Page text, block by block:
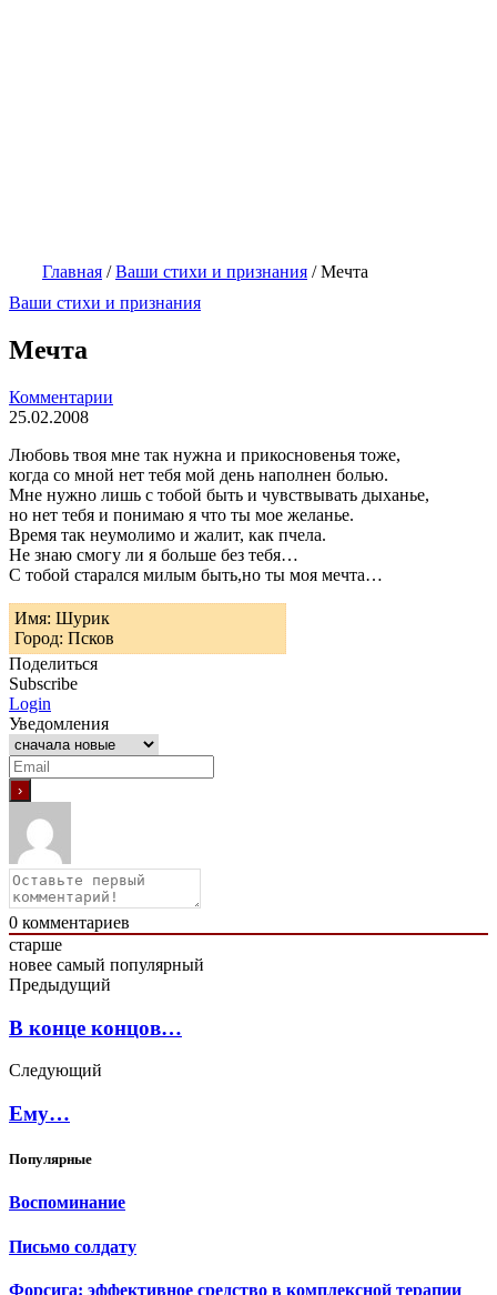
Главная /Ваши стихи и признания /Мечта
Ваши стихи и признания
Мечта
Комментарии
25.02.2008
Любовь твоя мне так нужна и прикосновенья тоже,
когда со мной нет тебя мой день наполнен болью.
Мне нужно лишь с тобой быть и чувствывать дыханье,
но нет тебя и понимаю я что ты мое желанье.
Время так неумолимо и жалит, как пчела.
Не знаю смогу ли я больше без тебя…
С тобой старался милым быть,но ты моя мечта…
Имя: Шурик
Город: Псков
Поделиться
Subscribe
Login
Уведомления
0 комментариев
старше
новее самый популярный
Предыдущий
В конце концов…
Следующий
Ему…
Популярные
Воспоминание
Письмо солдату
Форсига: эффективное средство в комплексной терапии